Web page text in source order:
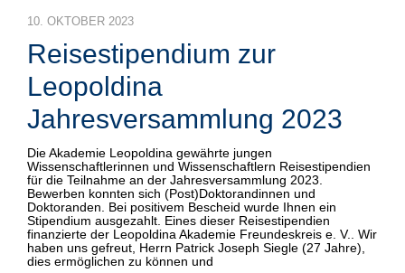
10. OKTOBER 2023
Reisestipendium zur
Leopoldina
Jahresversammlung 2023
Die Akademie Leopoldina gewährte jungen
Wissenschaftlerinnen und Wissenschaftlern Reisestipendien
für die Teilnahme an der Jahresversammlung 2023.
Bewerben konnten sich (Post)Doktorandinnen und
Doktoranden. Bei positivem Bescheid wurde Ihnen ein
Stipendium ausgezahlt. Eines dieser Reisestipendien
finanzierte der Leopoldina Akademie Freundeskreis e. V.. Wir
haben uns gefreut, Herrn Patrick Joseph Siegle (27 Jahre),
dies ermöglichen zu können und